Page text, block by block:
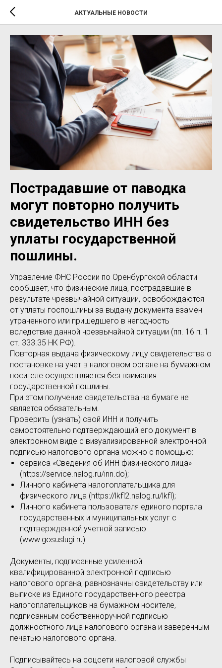
АКТУАЛЬНЫЕ НОВОСТИ
Пострадавшие от паводка
могут повторно получить
свидетельство ИНН без
уплаты государственной
пошлины.
Управление ФНС России по Оренбургской области
сообщает, что физические лица, пострадавшие в
результате чрезвычайной ситуации, освобождаются
от уплаты госпошлины за выдачу документа взамен
утраченного или пришедшего в негодность
вследствие данной чрезвычайной ситуации (пп. 16 п. 1
ст. 333.35 НК РФ).
Повторная выдача физическому лицу свидетельства о
постановке на учет в налоговом органе на бумажном
носителе осуществляется без взимания
государственной пошлины.
При этом получение свидетельства на бумаге не
является обязательным.
Проверить (узнать) свой ИНН и получить
самостоятельно подтверждающий его документ в
электронном виде с визуализированной электронной
подписью налогового органа можно с помощью:
сервиса «Сведения об ИНН физического лица»
(https://service.nalog.ru/inn.do);
Личного кабинета налогоплательщика для
физического лица (https://lkfl2.nalog.ru/lkfl);
Личного кабинета пользователя единого портала
государственных и муниципальных услуг с
подтвержденной учетной записью
(www.gosuslugi.ru).
Документы, подписанные усиленной
квалифицированной электронной подписью
налогового органа, равнозначны свидетельству или
выписке из Единого государственного реестра
налогоплательщиков на бумажном носителе,
подписанным собственноручной подписью
должностного лица налогового органа и заверенным
печатью налогового органа.
Подписывайтесь на соцсети налоговой службы